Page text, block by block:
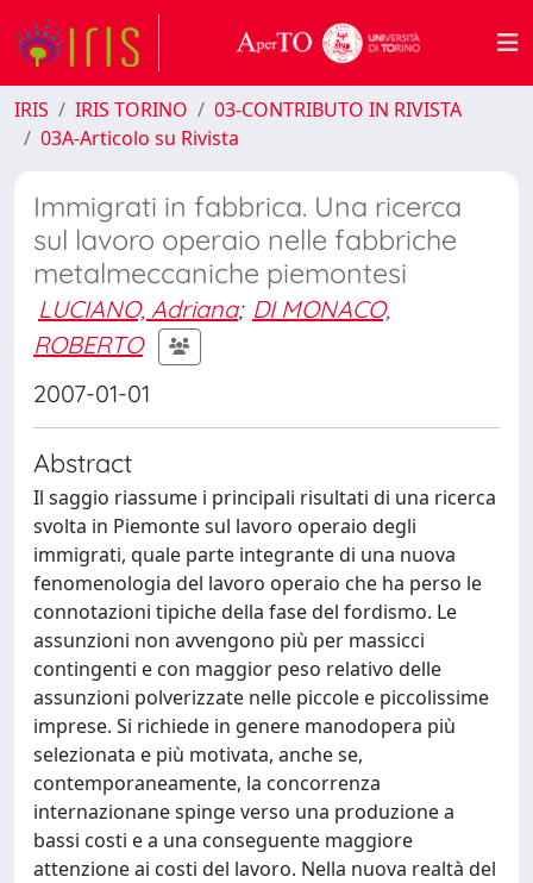
IRIS IRIS TORINO
03-CONTRIBUTO IN RIVISTA
03A-Articolo su Rivista
Immigrati in fabbrica. Una ricerca
sul lavoro operaio nelle fabbriche
metalmeccaniche piemontesi
LUCIANO, Adriana; DI MONACO,
ROBERTO
2007-01-01
Abstract
Il saggio riassume i principali risultati di una ricerca
svolta in Piemonte sul lavoro operaio degli
immigrati, quale parte integrante di una nuova
fenomenologia del lavoro operaio che ha perso le
connotazioni tipiche della fase del fordismo. Le
assunzioni non avvengono più per massicci
contingenti e con maggior peso relativo delle
assunzioni polverizzate nelle piccole e piccolissime
imprese. Si richiede in genere manodopera più
selezionata e più motivata, anche se,
contemporaneamente, la concorrenza
internazionane spinge verso una produzione a
bassi costi e a una conseguente maggiore
attenzione ai costi del lavoro. Nella nuova realtà del